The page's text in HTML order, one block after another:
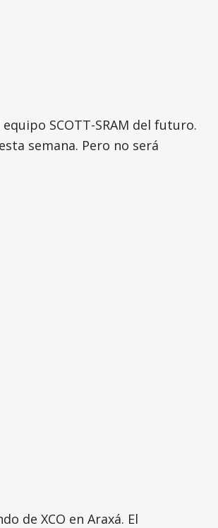
SCOTT-SRAM del futuro.
semana. Pero no será
de XCO en Araxá. El